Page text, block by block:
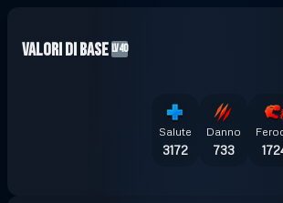
Valori di base LV40
Salute
3172
Danno
733